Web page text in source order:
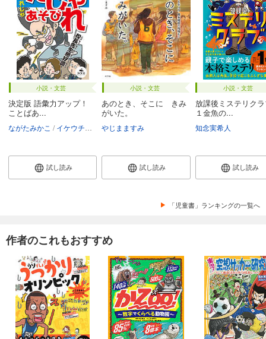
小説・文芸
決定版 語彙力アップ！
ことばあ...
ながたみかこ イケウチリリー
試し読み
小説・文芸
あのとき、そこに きみ
がいた。
やじまますみ
試し読み
小説・文芸
放課後ミステリク
１金魚の...
知念実希人
試し読み
「児童書」ランキングの一覧へ
作者のこれもおすすめ